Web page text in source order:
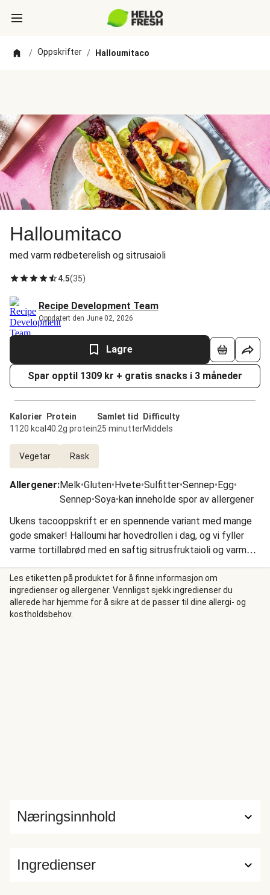
/ Oppskrifter / Halloumitaco
Halloumitaco
med varm rødbeterelish og sitrusaioli
4.5(35)
Recipe Development Team
Oppdatert den June 02, 2026
Lagre
Spar opptil 1309 kr + gratis snacks i 3 måneder
Kalorier
1120 kcal
Protein
40.2g protein
Samlet tid
25 minutter
Difficulty
Middels
Vegetar Rask
Allergener:Melk•Gluten•Hvete•Sulfitter•Sennep•Egg•
Sennep•Soya•kan inneholde spor av allergener
Ukens tacooppskrift er en spennende variant med mange
gode smaker! Halloumi har hovedrollen i dag, og vi fyller
varme tortillabrød med en saftig sitrusfruktaioli og varm
rødbeterelish, som både metter og smaker fantastisk. En
enkel og smakfull rett.
Les etiketten på produktet for å finne informasjon om
ingredienser og allergener. Vennligst sjekk ingredienser du
allerede har hjemme for å sikre at de passer til dine allergi- og
kostholdsbehov.
Ingredienser
Næringsinnhold